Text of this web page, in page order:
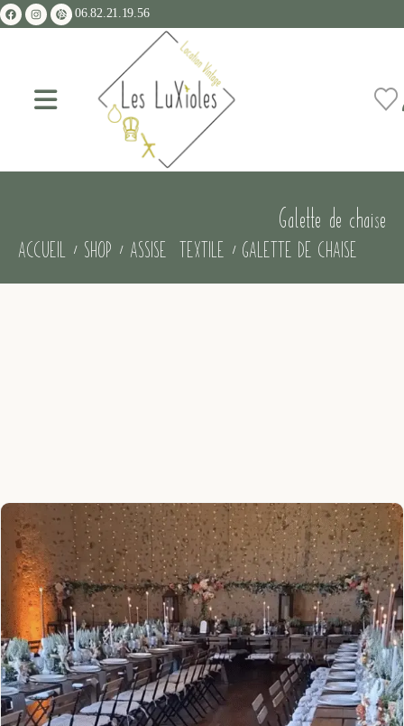
06.82.21.19.56
Galette de chaise
ACCUEIL SHOP ASSISE TEXTILE GALETTE DE CHAISE